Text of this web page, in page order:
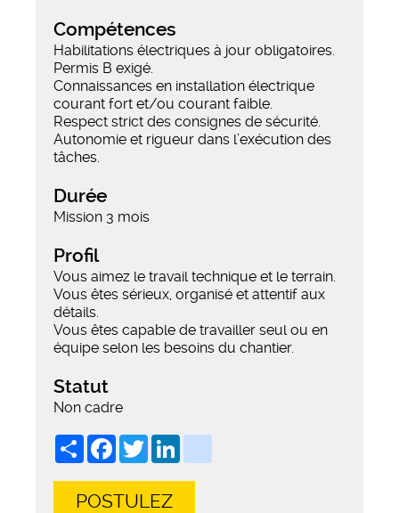
Compétences
Habilitations électriques à jour obligatoires.
Permis B exigé.
Connaissances en installation électrique
courant fort et/ou courant faible.
Respect strict des consignes de sécurité.
Autonomie et rigueur dans l’exécution des
tâches.
Durée
Mission 3 mois
Profil
Vous aimez le travail technique et le terrain.
Vous êtes sérieux, organisé et attentif aux
détails.
Vous êtes capable de travailler seul ou en
équipe selon les besoins du chantier.
Statut
Non cadre
ShareFacebook
TwitterLinkedIn
POSTULEZ